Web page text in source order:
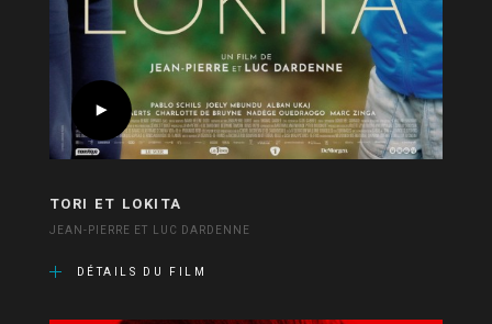
TORI ET LOKITA
JEAN-PIERRE ET LUC DARDENNE
DÉTAILS DU FILM